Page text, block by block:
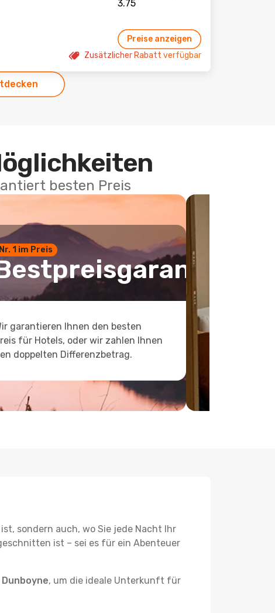
Preise anzeigen
Zusätzlicher Rabatt verfügbar
besten Preis
Nr. 1 im Preis
garantieren Ihnen den besten
für Hotels, oder wir zahlen Ihnen
doppelten Differenzbetrag.
sondern auch, wo Sie jede Nacht Ihr
ist – sei es für ein Abenteuer
, um die ideale Unterkunft für